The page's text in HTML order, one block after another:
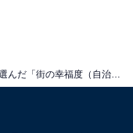
岡山県民が選んだ「街の幸福度（自治体）」ランキング！ 2位「矢掛町」、1位は？